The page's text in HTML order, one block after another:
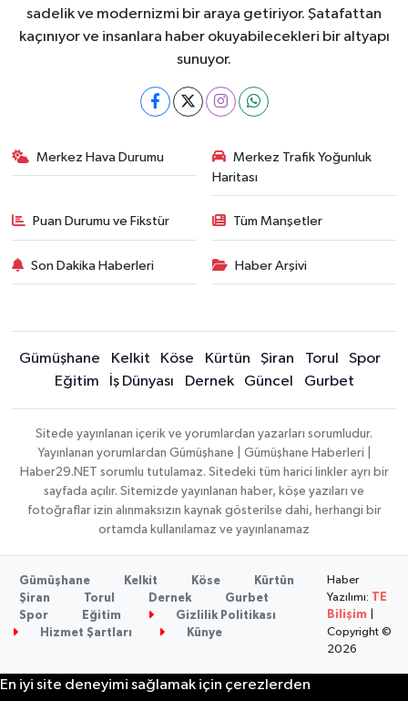
sadelik ve modernizmi bir araya getiriyor. Şatafattan
kaçınıyor ve insanlara haber okuyabilecekleri bir altyapı
sunuyor.
Merkez Hava Durumu
Merkez Trafik Yoğunluk
Haritası
Puan Durumu ve Fikstür Tüm Manşetler
Son Dakika Haberleri Haber Arşivi
Gümüşhane Kelkit Köse Kürtün Şiran Torul
Spor
Eğitim
İş Dünyası Dernek Güncel Gurbet
Sitede yayınlanan içerik ve yorumlardan yazarları sorumludur.
Yayınlanan yorumlardan Gümüşhane | Gümüşhane Haberleri |
Haber29.NET sorumlu tutulamaz. Sitedeki tüm harici linkler ayrı bir
sayfada açılır. Sitemizde yayınlanan haber, köşe yazıları ve
fotoğraflar izin alınmaksızın kaynak gösterilse dahi, herhangi bir
ortamda kullanılamaz ve yayınlanamaz
Gümüşhane Kelkit Köse
Kürtün
Şiran
Torul Dernek
Gurbet
Spor
Eğitim
Gizlilik Politikası
Hizmet Şartları
Künye
Haber
Yazılımı: TE
Bilişim
Copyright ©
2026
En iyi site deneyimi sağlamak için çerezlerden